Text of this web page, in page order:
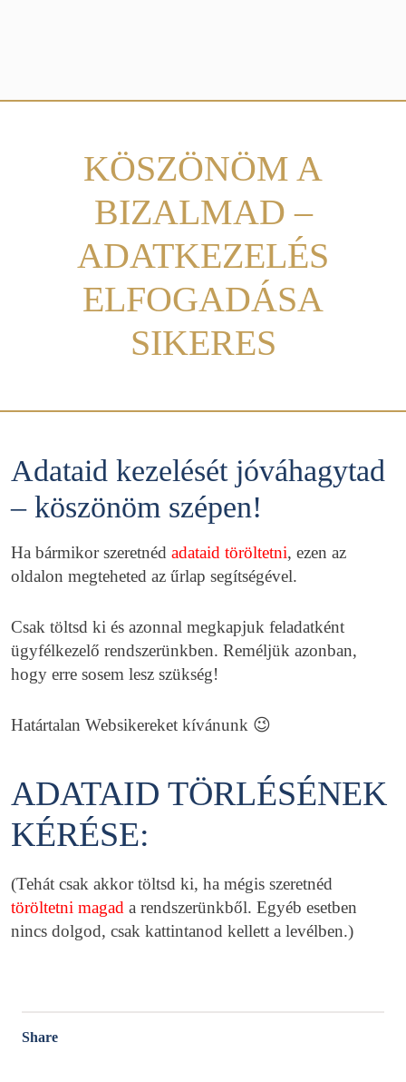
KÖSZÖNÖM A
BIZALMAD –
ADATKEZELÉS
ELFOGADÁSA
SIKERES
Adataid kezelését jóváhagytad
– köszönöm szépen!
Ha bármikor szeretnéd adataid töröltetni, ezen az
oldalon megteheted az űrlap segítségével.
Csak töltsd ki és azonnal megkapjuk feladatként
ügyfélkezelő rendszerünkben. Reméljük azonban,
hogy erre sosem lesz szükség!
Határtalan Websikereket kívánunk 😉
ADATAID TÖRLÉSÉNEK
KÉRÉSE:
(Tehát csak akkor töltsd ki, ha mégis szeretnéd
töröltetni magad a rendszerünkből. Egyéb esetben
nincs dolgod, csak kattintanod kellett a levélben.)
Share